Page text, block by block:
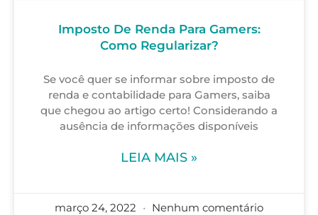
Imposto De Renda Para Gamers:
Como Regularizar?
Se você quer se informar sobre imposto de
renda e contabilidade para Gamers, saiba
que chegou ao artigo certo! Considerando a
ausência de informações disponíveis
LEIA MAIS »
março 24, 2022 Nenhum comentário